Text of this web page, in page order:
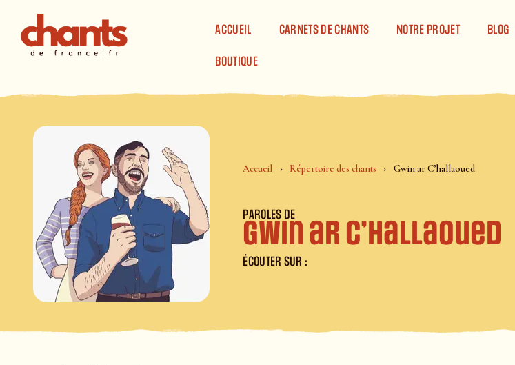
ACCUEIL
CARNETS DE CHANTS NOTRE PROJET BLOG
BOUTIQUE
Accueil Répertoire des chants Gwin ar C’hallaoued
PAROLES DE
Gwin ar C’hallaoued
ÉCOUTER SUR :